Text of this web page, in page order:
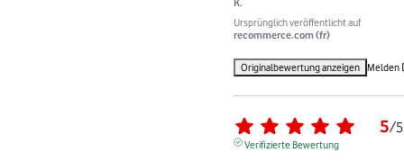
Ursprünglich veröffentlicht auf
recommerce.com (fr)
Originalbewertung anzeigen Melden
5/5
Verifizierte Bewertung